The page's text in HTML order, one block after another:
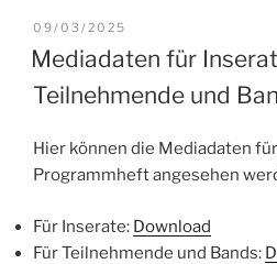
VERÖFFENTLICHT
09/03/2025
Mediadaten für
Teilnehmende und
Hier können die Mediadaten
Programmheft angesehen
Für Inserate: Download
Für Teilnehmende und Bands: